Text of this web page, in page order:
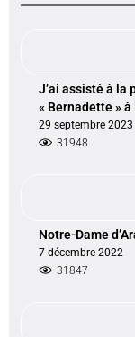
J’ai assisté à la
« Bernadette » à
29 septembre 2023
31948
Notre-Dame
7 décembre 2022
31847